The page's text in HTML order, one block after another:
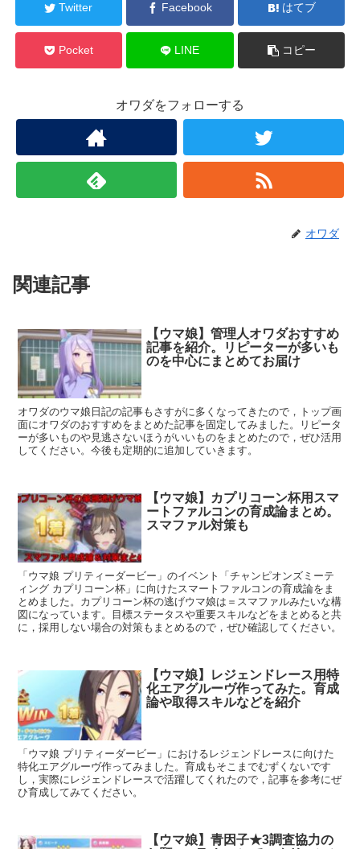
Twitter Facebook はてブ
Pocket LINE コピー
オワダをフォローする
オワダ
関連記事
【ウマ娘】管理人オワダおすすめ
記事を紹介。リピーターが多いも
のを中心にまとめてお届け
オワダのウマ娘日記の記事もさすがに多くなってきたので，トップ画
面にオワダのおすすめをまとめた記事を固定してみました。リピータ
ーが多いものや見逃さないほうがいいものをまとめたので，ぜひ活用
してください。今後も定期的に追加していきます。
【ウマ娘】カプリコーン杯用スマ
ートファルコンの育成論まとめ。
スマファル対策も
「ウマ娘 プリティーダービー」のイベント「チャンピオンズミーテ
ィング カプリコーン杯」に向けたスマートファルコンの育成論をま
とめました。カプリコーン杯の逃げウマ娘は＝スマファルみたいな構
図になっています。目標ステータスや重要スキルなどをまとめると共
に，採用しない場合の対策もまとめるので，ぜひ確認してください。
【ウマ娘】レジェンドレース用特
化エアグルーヴ作ってみた。育成
論や取得スキルなどを紹介
「ウマ娘 プリティーダービー」におけるレジェンドレースに向けた
特化エアグルーヴ作ってみました。育成もそこまでむずくないです
し，実際にレジェンドレースで活躍してくれたので，記事を参考にぜ
ひ育成してみてください。
【ウマ娘】青因子★3調査協力の